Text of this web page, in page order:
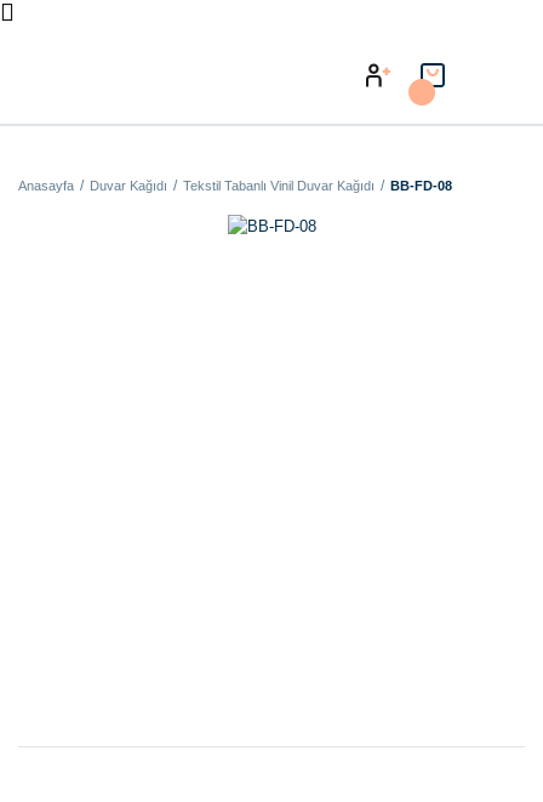
Anasayfa Duvar Kağıdı Tekstil Tabanlı Vinil Duvar Kağıdı BB-FD-08